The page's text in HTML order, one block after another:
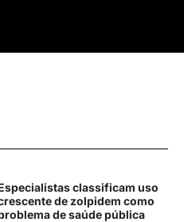
classificam uso
de zolpidem como
de saúde pública